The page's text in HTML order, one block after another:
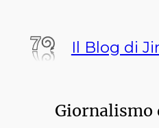
contenuto
Il Blog di
Giornalismo